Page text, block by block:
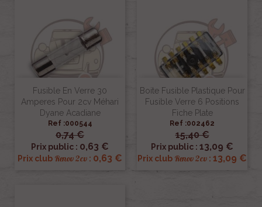
Fusible En Verre 30
Amperes Pour 2cv Méhari
Dyane Acadiane
Ref :000544
0,74 €
Prix public : 0,63 €
Prix club Renov 2cv : 0,63 €
Boite Fusible Plastique Pour
Fusible Verre 6 Positions
Fiche Plate
Ref :002462
15,40 €
Prix public : 13,09 €
Prix club Renov 2cv : 13,09 €